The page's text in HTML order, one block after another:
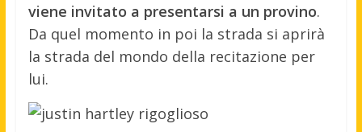
viene invitato a presentarsi a un provino.
Da quel momento in poi la strada si aprirà
la strada del mondo della recitazione per
lui.